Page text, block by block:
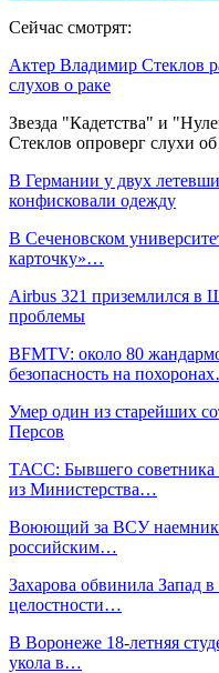
Сейчас смотрят:
Актер Владимир Стеклов
слухов о раке
Звезда "Кадетства" и
Стеклов опроверг слухи
В Германии у двух
конфисковали одежду
В Сеченовском
карточку»…
Airbus 321 приземлился в
проблемы
BFMTV: около 80
безопасность на
Умер один из старейших
Персов
ТАСС: Бывшего
из Министерства…
Воюющий за ВСУ наемник
российским…
Захарова обвинила Запад
целостности…
В Воронеже 18-летняя
укола в…